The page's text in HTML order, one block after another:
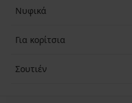
Νυφικά
Για κορίτσια
Σουτιέν